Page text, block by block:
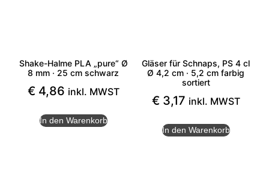
Shake-Halme PLA „pure“ Ø
8 mm · 25 cm schwarz
€ 4,86 inkl. MWST
In den Warenkorb
Gläser für Schnaps, PS 4 cl
Ø 4,2 cm · 5,2 cm farbig
sortiert
€ 3,17 inkl. MWST
In den Warenkorb